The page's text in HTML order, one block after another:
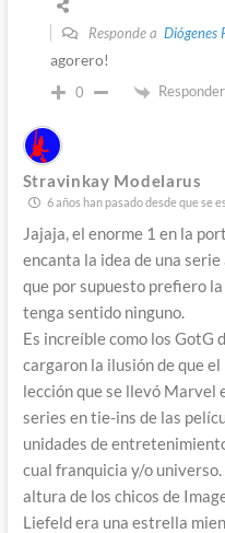
Responde a Diógenes
agorero!
0 Responder
Stravinkay Modelarus
6 años han pasado desde que se
Jajaja, el enorme 1 en la
encanta la idea de una
que por supuesto prefiero
tenga sentido ninguno.
Es increíble como los GotG
cargaron la ilusión de que
lección que se llevó Marvel
series en tie-ins de las
unidades de
cual franquicia y/o
altura de los chicos de
Liefeld era una estrella